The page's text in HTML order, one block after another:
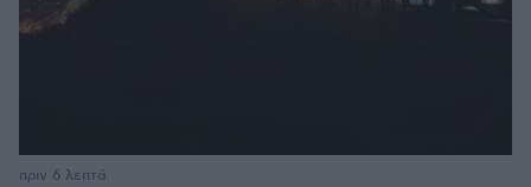
πριν 6 λεπτά